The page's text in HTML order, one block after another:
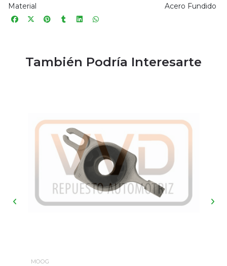
Material
Acero Fundido
También Podría Interesarte
MOOG